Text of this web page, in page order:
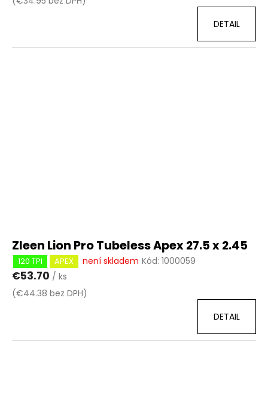
DETAIL
Zleen Lion Pro Tubeless Apex 27.5 x 2.45
120 TPI APEX není skladem Kód: 1000059
€53.70 / ks
(€44.38 bez DPH)
DETAIL